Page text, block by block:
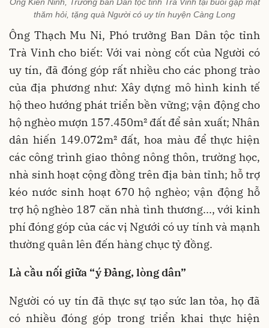
thăm hỏi, tặng quà Người có uy tín huyện Càng Long
Ông Thạch Mu Ni, Phó trưởng Ban Dân tộc tỉnh
Trà Vinh cho biết: Với vai nòng cốt của Người có
uy tín, đã đóng góp rất nhiều cho các phong trào
của địa phương như: Xây dựng mô hình kinh tế
hộ theo hướng phát triển bền vững; vận động cho
hộ nghèo mượn 157.450m² đất để sản xuất; Nhân
dân hiến 149.072m² đất, hoa màu để thực hiện
các công trình giao thông nông thôn, trường học,
nhà sinh hoạt cộng đồng trên địa bàn tỉnh; hỗ trợ
kéo nước sinh hoạt 670 hộ nghèo; vận động hỗ
trợ hộ nghèo 187 căn nhà tình thương..., với kinh
phí đóng góp của các vị Ngưới có uy tính và mạnh
thường quân lên đến hàng chục tỷ đồng.
Là cầu nối giữa “ý Đảng, lòng dân”
Người có uy tín đã thực sự tạo sức lan tỏa, họ đã
có nhiều đóng góp trong triển khai thực hiện